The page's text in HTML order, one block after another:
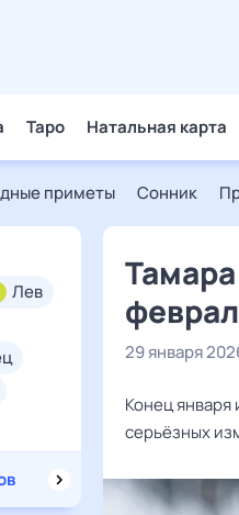
Таро Натальная карта
приметы Сонник
Лев
29 января
Конец января
серьёзных